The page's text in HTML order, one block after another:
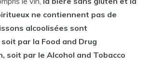
ne contiennent pas de
alcoolisées sont
par la Food and Drug
soit par le Alcohol and Tobacco